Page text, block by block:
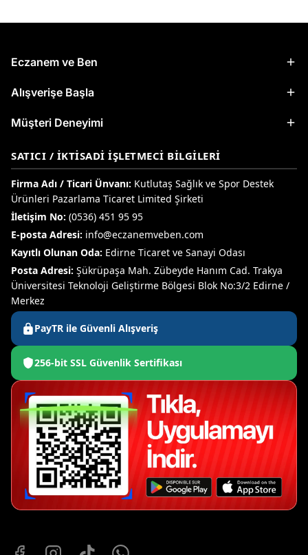
Eczanem ve Ben
Alışverişe Başla
Müşteri Deneyimi
SATICI / İKTISADI İŞLETMECI BILGILERI
Firma Adı / Ticari Ünvanı: Kutlutaş Sağlık ve Spor Destek
Ürünleri Pazarlama Ticaret Limited Şirketi
İletişim No: (0536) 451 95 95
E-posta Adresi: info@eczanemveben.com
Kayıtlı Olunan Oda: Edirne Ticaret ve Sanayi Odası
Posta Adresi: Şükrüpaşa Mah. Zübeyde Hanım Cad. Trakya
Üniversitesi Teknoloji Geliştirme Bölgesi Blok No:3/2 Edirne /
Merkez
PayTR ile Güvenli Alışveriş
256-bit SSL Güvenlik Sertifikası